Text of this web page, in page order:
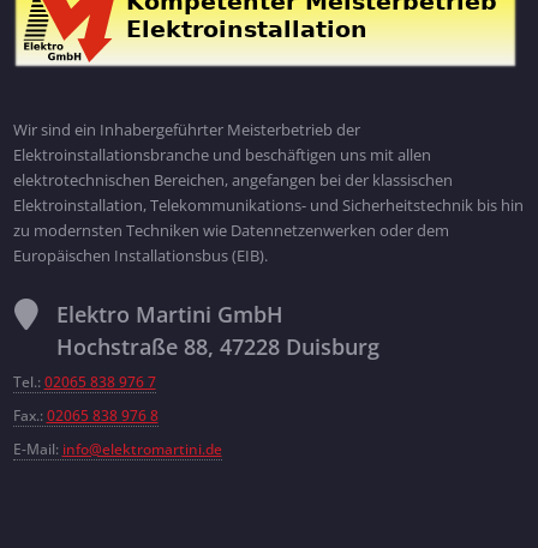
Wir sind ein Inhabergeführter Meisterbetrieb der
Elektroinstallationsbranche und beschäftigen uns mit allen
elektrotechnischen Bereichen, angefangen bei der klassischen
Elektroinstallation, Telekommunikations- und Sicherheitstechnik bis hin
zu modernsten Techniken wie Datennetzenwerken oder dem
Europäischen Installationsbus (EIB).
Elektro Martini GmbH
Hochstraße 88, 47228 Duisburg
Tel.: 02065 838 976 7
Fax.: 02065 838 976 8
E-Mail: info@elektromartini.de